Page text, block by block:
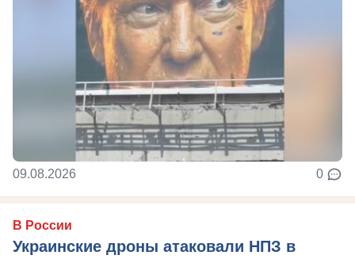
09.08.2026 0
В России
Украинские дроны атаковали НПЗ в